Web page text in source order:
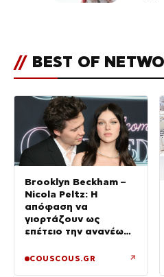
// BEST OF
Brooklyn Beckham –
Nicola Peltz: Η
απόφαση να
γιορτάζουν ως
επέτειο την ανανέωση
«Είχε καταλήξει να
COUSCOUS.GR ↗